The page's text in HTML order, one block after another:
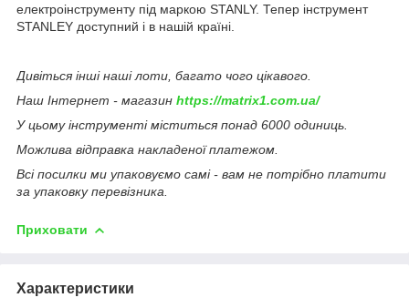
електроінструменту під маркою STANLY. Тепер інструмент
STANLEY доступний і в нашій країні.
Дивіться інші наші лоти, багато чого цікавого.
Наш Інтернет - магазин https://matrix1.com.ua/
У цьому інструменті міститься понад 6000 одиниць.
Можлива відправка накладеної платежом.
Всі посилки ми упаковуємо самі - вам не потрібно платити
за упаковку перевізника.
Приховати
Характеристики